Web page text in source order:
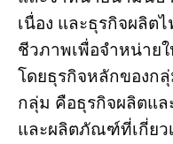
เนื่อง และธุรกิจผลิต
ชีวภาพเพื่อจำหน่าย
โดยธุรกิจหลักของก
กลุ่ม คือธุรกิจผลิตแ
และผลิตภัณฑ์ที่เกี่ย